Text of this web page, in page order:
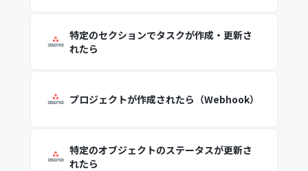
特定のセクションでタスクが作成・更新さ
れたら
プロジェクトが作成されたら（Webhook）
特定のオブジェクトのステータスが更新さ
れたら